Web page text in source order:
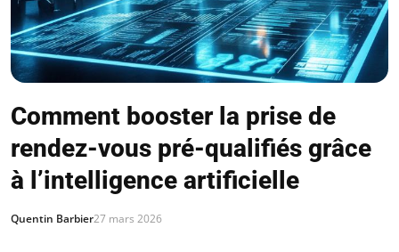
Comment booster la prise de
rendez-vous pré-qualifiés grâce
à l’intelligence artificielle
Quentin Barbier27 mars 2026